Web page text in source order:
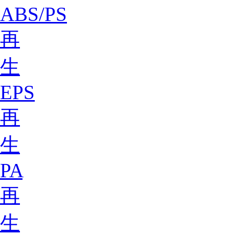
ABS/PS
再
生
EPS
再
生
PA
再
生